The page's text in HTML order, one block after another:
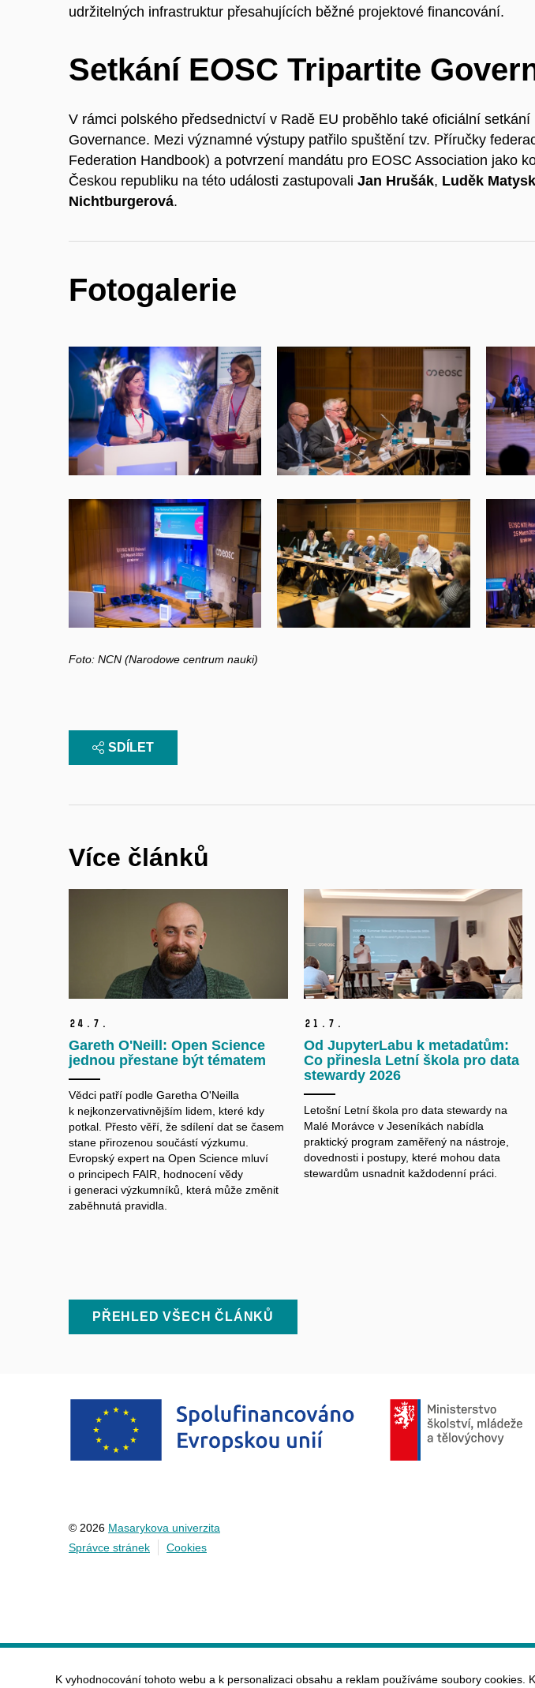
udržitelných infrastruktur přesahujících běžné projektové financování.
Setkání EOSC Tripartite
V rámci polského předsednictví v Radě EU proběhlo také oficiální setkání
Governance. Mezi významné výstupy patřilo spuštění tzv. Příručky
Federation Handbook) a potvrzení mandátu pro EOSC Association jako
Českou republiku na této události zastupovali Jan Hrušák, Luděk
Nichtburgerová.
Fotogalerie
Foto: NCN (Narodowe centrum nauki)
SDÍLET
Více článků
24. 7.
Gareth O'Neill: Open Science
jednou přestane být tématem
Vědci patří podle Garetha O'Neilla
k nejkonzervativnějším lidem, které kdy
potkal. Přesto věří, že sdílení dat se časem
stane přirozenou součástí výzkumu.
Evropský expert na Open Science mluví
o principech FAIR, hodnocení vědy
i generaci výzkumníků, která může změnit
zaběhnutá pravidla.
21. 7.
Od JupyterLabu k metadatům:
Co přinesla Letní škola pro data
stewardy 2026
Letošní Letní škola pro data stewardyna
Malé Morávce v Jeseníkách nabídla
praktický program zaměřený na nástroje,
dovednosti i postupy, které mohou data
stewardům usnadnit každodenní práci.
PŘEHLED VŠECH ČLÁNKŮ
© 2026 Masarykova univerzita
Správce stránek
Cookies
K vyhodnocování tohoto webu a k personalizaci obsahu a reklam používáme soubory cookies.